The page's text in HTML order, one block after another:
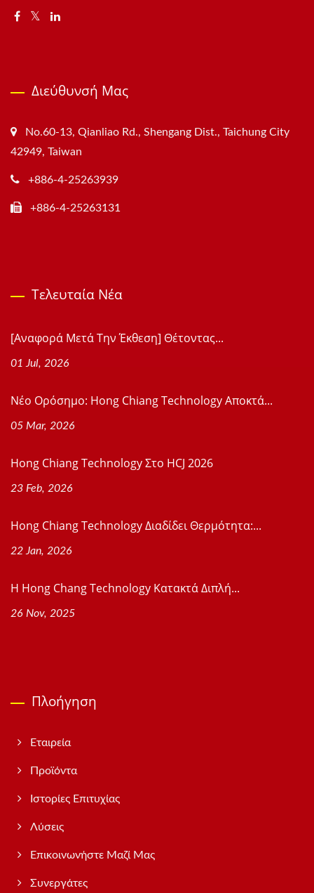
Διεύθυνσή Μας
No.60-13, Qianliao Rd., Shengang Dist., Taichung City
42949, Taiwan
+886-4-25263939
+886-4-25263131
Τελευταία Νέα
[Αναφορά Μετά Την Έκθεση] Θέτοντας...
01 Jul, 2026
Νέο Ορόσημο: Hong Chiang Technology Αποκτά...
05 Mar, 2026
Hong Chiang Technology Στο HCJ 2026
23 Feb, 2026
Hong Chiang Technology Διαδίδει Θερμότητα:...
22 Jan, 2026
Η Hong Chang Technology Κατακτά Διπλή...
26 Nov, 2025
Πλοήγηση
Εταιρεία
Προϊόντα
Ιστορίες Επιτυχίας
Λύσεις
Επικοινωνήστε Μαζί Μας
Συνεργάτες